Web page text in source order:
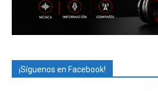
¡Síguenos en Facebook!